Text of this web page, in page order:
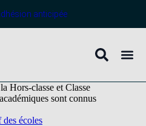
anticipée
Hors-classe et Classe
sont connus
des écoles